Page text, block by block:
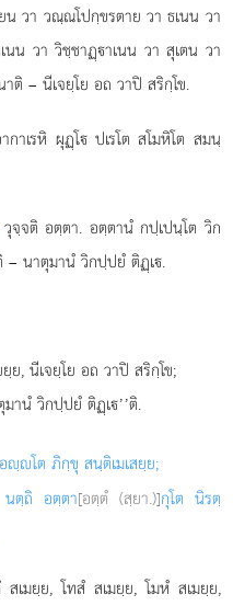
น วา วณฺณโปกฺขรตาย วา ธเนน วา
น วา วิชฺชาฏฺาเนน วา สุเตน วา
– นีเจยฺโย อถ วาปิ สริกฺโข.
กาเรหิ ผุฏฺโ ปเรโต สโมหิโต สมนฺ
วุจฺจติ อตฺตา. อตฺตานํ กปฺเปนฺโต วิก
– นาตุมานํ วิกปฺปยํ ติฏฺเ.
ย, นีเจยฺโย อถ วาปิ สริกฺโข;
านํ วิกปฺปยํ ติฏฺเ’’ติ.
ฺโต ภิกฺขุ สนฺติเมเสยฺย;
ตฺถิ อตฺตา[อตฺตํ (สฺยา.)]กุโต นิรตฺ
เมยฺย, โทสํ สเมยฺย, โมหํ สเมยฺย,